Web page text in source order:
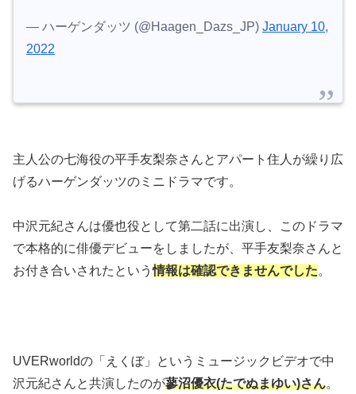
— ハーゲンダッツ (@Haagen_Dazs_JP) January 10,
2022
主人公の七海役の平手友梨奈さんとアパート住人が繰り広
げるハーゲンダッツのミニドラマです。
中沢元紀さんは優也役として第二話に出演し、このドラマ
で本格的に俳優デビューをしましたが、平手友梨奈さんと
お付き合いされたという情報は確認できませんでした。
UVERworldの「えくぼ」というミュージックビデオで中
沢元紀さんと共演したのが蓼沼優衣(たでぬまゆい)さん。